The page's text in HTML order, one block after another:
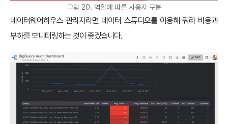
그림 20. 역할에 따른 사용자 구분
데이터웨어하우스 관리자라면 데이터 스튜디오를 이용해 쿼리 비용과
부하를 모니터링하는 것이 좋겠습니다.